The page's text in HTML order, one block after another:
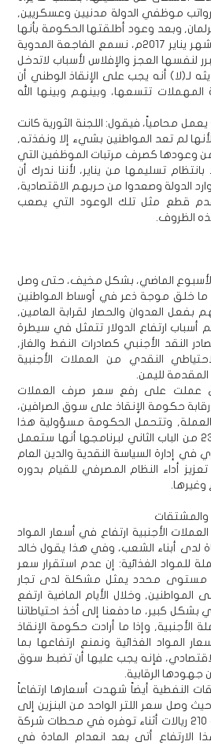
موظفي الدولة مدنيين وعسكريين,
وبعد وعود أطلقتها الحكومة بأنها
ستصرف المرتبات بدءاً من شهر يناير 2017م، نسمع الفاجعة المدوية
لنفسها العجز والإفلاس لأسباب لاتدخل
لـ(لا) أنه يجب على الإنقاذ الوطني أن
تتسعها، وبينهم وبينها الله
الفقيه (33 عاماً) يعمل محامياً، فيقول: اللجنة الثورية كانت
لم تعد المواطنين بشيء إلا ونفذته,
من وعودها كصرف مرتبات الموظفين التي
تسليمها من يناير، لأننا ندرك أن
الدولة وصعدوا من حربهم الاقتصادية،
عدم قطع مثل تلك الوعود التي يصعب
الظروف.
الماضي، بشكل مخيف، حتى وصل
ريالاً يمنياً، ما خلق موجة ذعر في أوساط المواطنين
العدوان والحصار لقرابة العامين,
ارتفاع الدولار تتمثل في سيطرة
النقد الأجنبي كصادرات النفط والغاز,
النقدي من العملات الأجنبية
المقدمة لليمن.
عملت على رفع سعر صرف العملات
حكومة الإنقاذ على سوق الصرافين،
وتتحمل الحكومة مسؤولية هذا
كونها ضمّنت في الفقرة 23 من الباب الثاني لبرنامجها أنها ستعمل
في إدارة السياسة النقدية والدين العام
أداء النظام المصرفي للقيام بدوره
والمشتقات
الأجنبية ارتفاع في أسعار المواد
لدى أبناء الشعب، وفي هذا يقول خالد
تاجر جملة للمواد الغذائية: إن عدم استقرار سعر
مستوى محدد يمثل مشكلة لدى تجار
المواطنين, وخلال الأيام الماضية ارتفع
بشكل كبير، ما دفعنا إلى أخذ احتياطاتنا
الأجنبية, وإذا ما أرادت حكومة الإنقاذ
المواد الغذائية ونمنع ارتفاعها بما
فإنه يجب عليها أن تضبط سوق
جهودها الرقابية.
النفطية أيضاً شهدت أسعارها ارتفاعاً
وصل سعر اللتر الواحد من البنزين إلى
280 ريالاً، بعد أن كان سعره 210 ريالات أثناء توفره في محطات شركة
ريالاً, وهذا الارتفاع أتى بعد انعدام المادة في